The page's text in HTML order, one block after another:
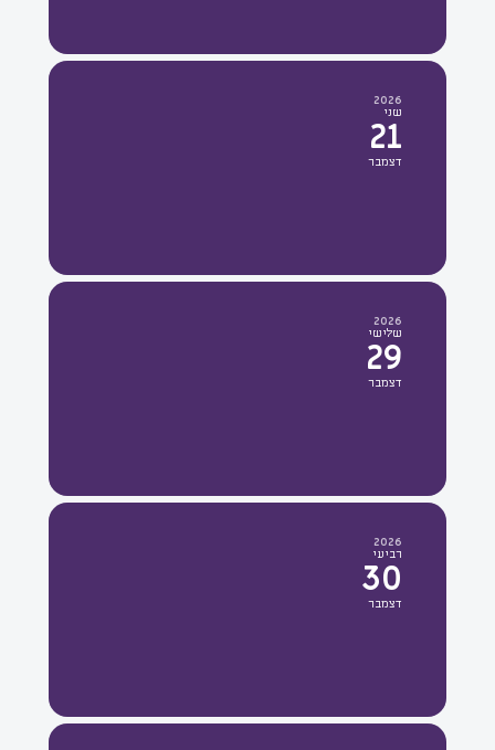
2026
שני
21
דצמבר
2026
שלישי
29
דצמבר
2026
רביעי
30
דצמבר